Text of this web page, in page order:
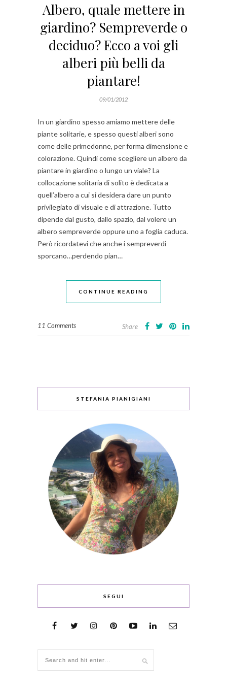
Albero, quale mettere in
giardino? Sempreverde o
deciduo? Ecco a voi gli
alberi più belli da
piantare!
09/01/2012
In un giardino spesso amiamo mettere delle
piante solitarie, e spesso questi alberi sono
come delle primedonne, per forma dimensione e
colorazione. Quindi come scegliere un albero da
piantare in giardino o lungo un viale? La
collocazione solitaria di solito è dedicata a
quell’albero a cui si desidera dare un punto
privilegiato di visuale e di attrazione. Tutto
dipende dal gusto, dallo spazio, dal volere un
albero sempreverde oppure uno a foglia caduca.
Però ricordatevi che anche i sempreverdi
sporcano…perdendo pian…
CONTINUE READING
11 Comments Share
STEFANIA PIANIGIANI
SEGUI